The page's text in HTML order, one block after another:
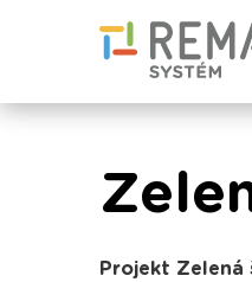
Projekt